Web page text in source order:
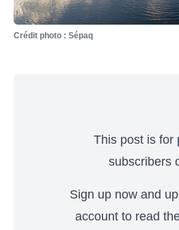
Crédit photo : Sépaq
This post is for
subscribers
Sign up now and
account to read